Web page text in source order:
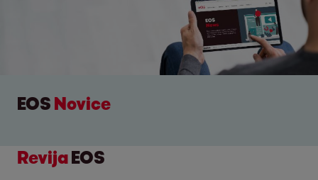
EOS Novice
RevijaEOS